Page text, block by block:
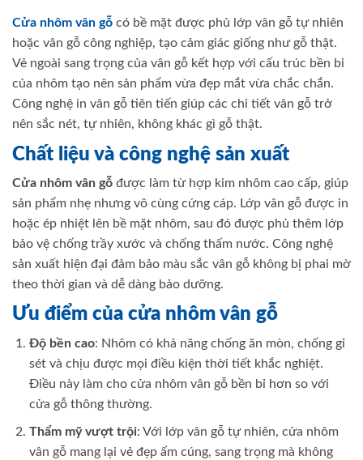
Cửa nhôm vân gỗ có bề mặt được phủ lớp vân gỗ tự nhiên
hoặc vân gỗ công nghiệp, tạo cảm giác giống như gỗ thật.
Vẻ ngoài sang trọng của vân gỗ kết hợp với cấu trúc bền bỉ
của nhôm tạo nên sản phẩm vừa đẹp mắt vừa chắc chắn.
Công nghệ in vân gỗ tiên tiến giúp các chi tiết vân gỗ trở
nên sắc nét, tự nhiên, không khác gì gỗ thật.
Chất liệu và công nghệ sản xuất
Cửa nhôm vân gỗ được làm từ hợp kim nhôm cao cấp, giúp
sản phẩm nhẹ nhưng vô cùng cứng cáp. Lớp vân gỗ được in
hoặc ép nhiệt lên bề mặt nhôm, sau đó được phủ thêm lớp
bảo vệ chống trầy xước và chống thấm nước. Công nghệ
sản xuất hiện đại đảm bảo màu sắc vân gỗ không bị phai mờ
theo thời gian và dễ dàng bảo dưỡng.
Ưu điểm của cửa nhôm vân gỗ
Độ bền cao: Nhôm có khả năng chống ăn mòn, chống gỉ
sét và chịu được mọi điều kiện thời tiết khắc nghiệt.
Điều này làm cho cửa nhôm vân gỗ bền bỉ hơn so với
cửa gỗ thông thường.
Thẩm mỹ vượt trội: Với lớp vân gỗ tự nhiên, cửa nhôm
vân gỗ mang lại vẻ đẹp ấm cúng, sang trọng mà không